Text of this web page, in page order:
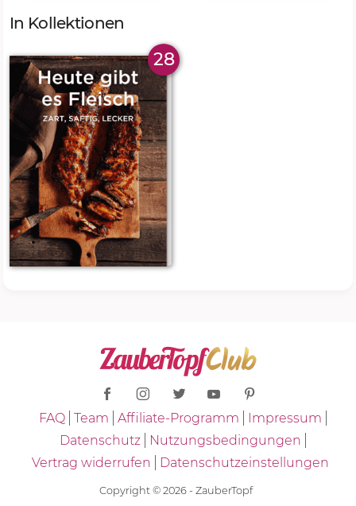
In Kollektionen
28
FAQ Team Affiliate-Programm
Impressum
Datenschutz
Nutzungsbedingungen
Vertrag widerrufen
Datenschutzeinstellungen
Copyright © 2026 - ZauberTopf